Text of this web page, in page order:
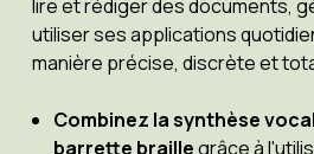
lire et rédiger des documents,
utiliser ses applications
manière précise, discrète et
Combinez la synthèse
barrette braillegrâce à